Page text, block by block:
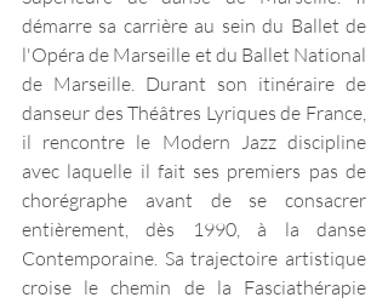
démarre sa carrière au sein du Ballet de
l'Opéra de Marseille et du Ballet National
de Marseille. Durant son itinéraire de
danseur des Théâtres Lyriques de France,
il rencontre le Modern Jazz discipline
avec laquelle il fait ses premiers pas de
chorégraphe avant de se consacrer
entièrement, dès 1990, à la danse
Contemporaine. Sa trajectoire artistique
croise le chemin de la Fasciathérapie